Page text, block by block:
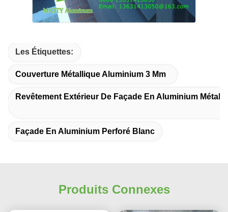
Les Étiquettes:
Couverture Métallique Aluminium 3 Mm
Revêtement Extérieur De Façade En Aluminium
Façade En Aluminium Perforé Blanc
Produits Connexes